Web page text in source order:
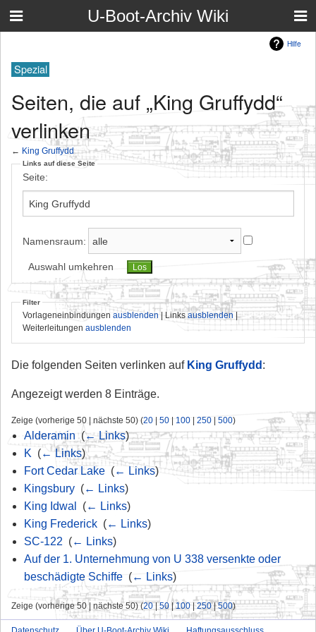
U-Boot-Archiv Wiki
Hilfe
Spezial
Seiten, die auf „King Gruffydd“
verlinken
← King Gruffydd
Links auf diese Seite
Seite:
Namensraum:
Auswahl umkehren
Filter
Vorlageneinbindungen ausblenden| Linksausblenden|
Weiterleitungen ausblenden
Die folgenden Seiten verlinken auf King Gruffydd :
Angezeigt werden 8 Einträge.
Zeige (vorherige 50 | nächste 50) (20 | 50 | 100 | 250 | 500)
Alderamin ‎(← Links)
K (← Links)
Fort Cedar Lake‎ (← Links)
Kingsbury‎ (← Links)
King Idwal
(← Links)
King Frederick‎ (← Links)
SC-122 (← Links)
Auf der 1. Unternehmung von U 338 versenkte oder
beschädigte Schiffe‎ (← Links)
Zeige (vorherige 50 | nächste 50) (20|50 |100|250|500)